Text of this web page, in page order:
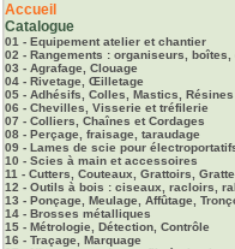
Accueil
Catalogue
01 - Equipement atelier et chantier
02 - Rangements : organiseurs, boîtes,
03 - Agrafage, Clouage
04 - Rivetage, Œilletage
05 - Adhésifs, Colles, Mastics, Résines
06 - Chevilles, Visserie et tréfilerie
07 - Colliers, Chaînes et Cordages
08 - Perçage, fraisage, taraudage
09 - Lames de scie pour
10 - Scies à main et accessoires
11 - Cutters, Couteaux, Grattoirs,
12 - Outils à bois : ciseaux, racloirs,
13 - Ponçage, Meulage, Affûtage,
14 - Brosses métalliques
15 - Métrologie, Détection, Contrôle
16 - Traçage, Marquage